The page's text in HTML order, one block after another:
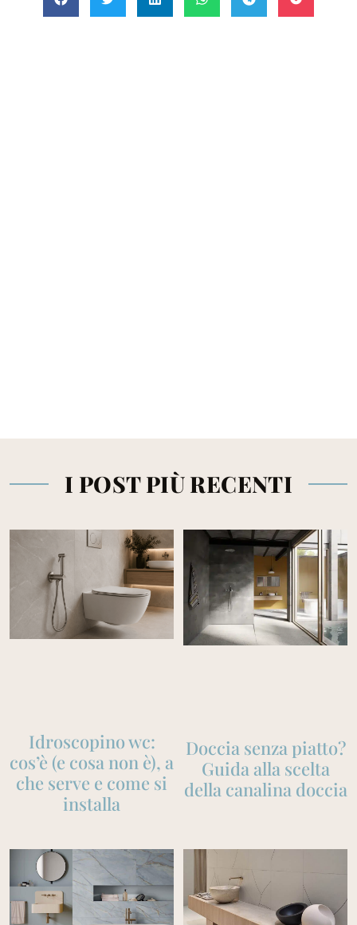
I POST PIÙ RECENTI
Idroscopino wc:
cos’è (e cosa non è), a
che serve e come si
installa
Doccia senza piatto?
Guida alla scelta
della canalina doccia